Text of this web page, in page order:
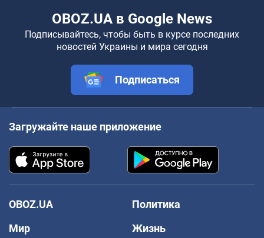
OBOZ.UA в Google News
Подписывайтесь, чтобы быть в курсе последних
новостей Украины и мира сегодня
Подписаться
Загружайте наше приложение
OBOZ.UA
Политика
Мир
Жизнь